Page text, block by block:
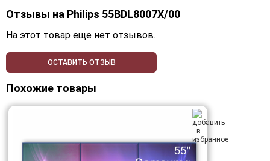
Отзывы на Philips 55BDL8007X/00
На этот товар еще нет отзывов.
ОСТАВИТЬ ОТЗЫВ
Похожие товары